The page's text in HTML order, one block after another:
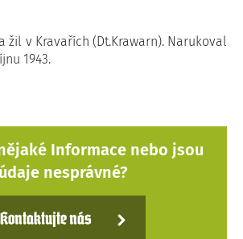
žil v Kravařích (Dt.Krawarn). Narukoval
1943.
Informace nebo jsou
údaje nesprávné?
Kontaktujte nás